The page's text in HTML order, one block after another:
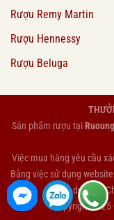
Rượu Remy Martin
Rượu Hennessy
Rượu Beluga
Sản phẩm rượu tại
Việc mua hàng yêu cầu
Bằng việc sử dụng website
dụng
và
Copyright